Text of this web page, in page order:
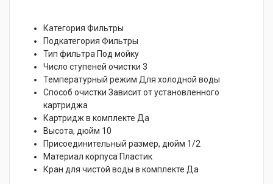
Категория Фильтры
Подкатегория Фильтры
Тип фильтра Под мойку
Число ступеней очистки 3
Температурный режим Для холодной воды
Способ очистки Зависит от установленного
картриджа
Картридж в комплекте Да
Высота, дюйм 10
Присоединительный размер, дюйм 1/2
Материал корпуса Пластик
Кран для чистой воды в комплекте Да